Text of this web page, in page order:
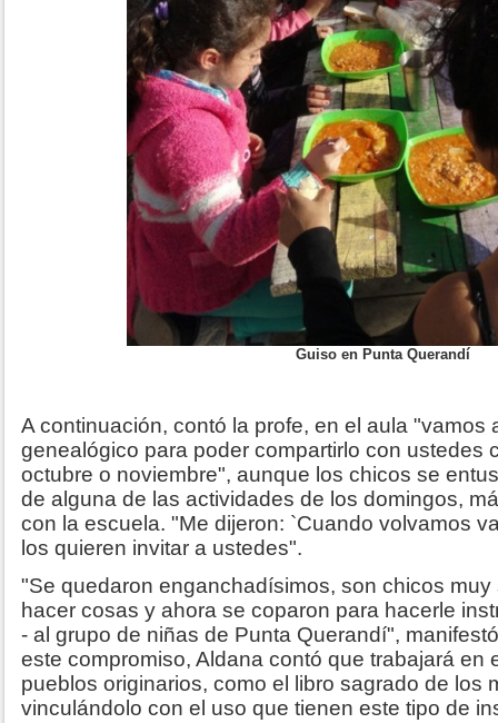
Guiso en Punta Querandí
A continuación, contó la profe, en el aula "vamos
genealógico para poder compartirlo con ustedes
octubre o noviembre", aunque los chicos se
de alguna de las actividades de los domingos,
con la escuela. "Me dijeron: `Cuando volvamos
los quieren invitar a ustedes".
"Se quedaron enganchadísimos, son chicos
hacer cosas y ahora se coparon para hacerle
- al grupo de niñas de Punta Querandí",
este compromiso, Aldana contó que trabajará en
pueblos originarios, como el libro sagrado de los
vinculándolo con el uso que tienen este tipo de